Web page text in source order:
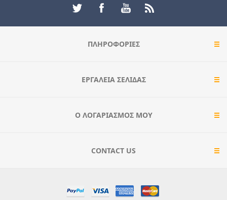
ΠΛΗΡΟΦΟΡΊΕΣ
ΕΡΓΑΛΕΊΑ ΣΕΛΊΔΑΣ
Ο ΛΟΓΑΡΙΑΣΜΌΣ ΜΟΥ
CONTACT US